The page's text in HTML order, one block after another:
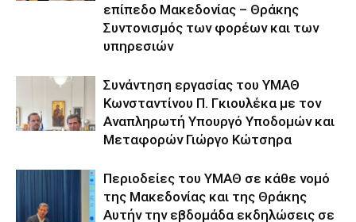
επίπεδο Μακεδονίας – Θράκης
Συντονισμός των φορέων και των
υπηρεσιών
Συνάντηση εργασίας του ΥΜΑΘ
Κωνσταντίνου Π. Γκιουλέκα με τον
Αναπληρωτή Υπουργό Υποδομών και
Μεταφορών Γιώργο Κώτσηρα
Περιοδείες του ΥΜΑΘ σε κάθε νομό
της Μακεδονίας και της Θράκης
Αυτήν την εβδομάδα εκδηλώσεις σε